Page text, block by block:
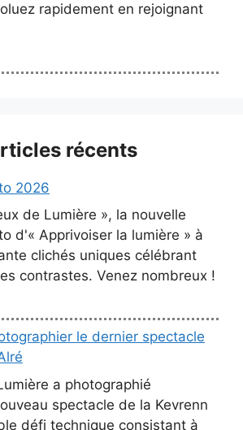
rapidement en rejoignant
récents
2026
de Lumière », la nouvelle
d'« Apprivoiser la lumière » à
clichés uniques célébrant
contrastes. Venez nombreux !
le dernier spectacle
a photographié
spectacle de la Kevrenn
défi technique consistant à